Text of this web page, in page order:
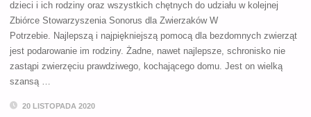
dzieci i ich rodziny oraz wszystkich chętnych do udziału w kolejnej
Zbiórce Stowarzyszenia Sonorus dla Zwierzaków W
Potrzebie. Najlepszą i najpiękniejszą pomocą dla bezdomnych zwierząt
jest podarowanie im rodziny. Żadne, nawet najlepsze, schronisko nie
zastąpi zwierzęciu prawdziwego, kochającego domu. Jest on wielką
szansą …
20 LISTOPADA 2020